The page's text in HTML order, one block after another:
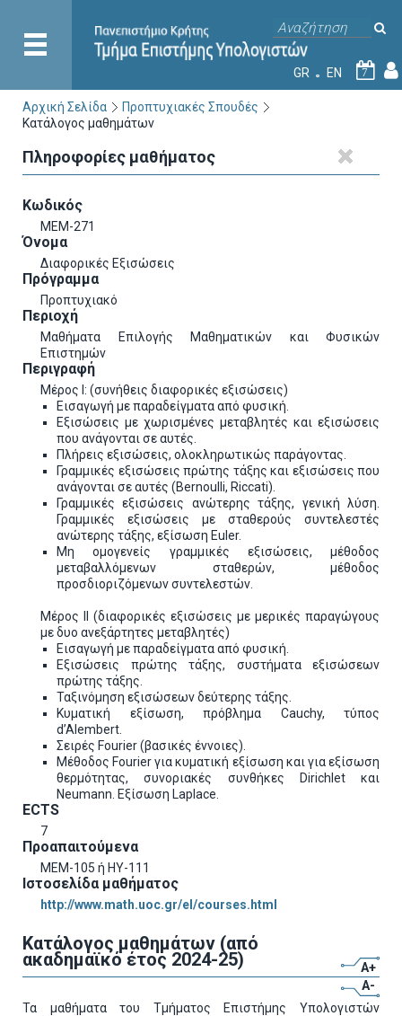
GR EN 7
Αρχική Σελίδα
Προπτυχιακές Σπουδές
Κατάλογος μαθημάτων
Πληροφορίες μαθήματος
Κωδικός
ΜΕΜ-271
Όνομα
Διαφορικές Εξισώσεις
Πρόγραμμα
Προπτυχιακό
Περιοχή
Μαθήματα Επιλογής Μαθηματικών και Φυσικών
Επιστημών
Περιγραφή
Μέρος Ι: (συνήθεις διαφορικές εξισώσεις)
Εισαγωγή με παραδείγματα από φυσική.
Εξισώσεις με χωρισμένες μεταβλητές και εξισώσεις
που ανάγονται σε αυτές.
Πλήρεις εξισώσεις, ολοκληρωτικώς παράγοντας.
Γραμμικές εξισώσεις πρώτης τάξης και εξισώσεις που
ανάγονται σε αυτές (Bernoulli, Riccati).
Γραμμικές εξισώσεις ανώτερης τάξης, γενική λύση.
Γραμμικές εξισώσεις με σταθερούς συντελεστές
ανώτερης τάξης, εξίσωση Euler.
Μη ομογενείς γραμμικές εξισώσεις, μέθοδος
μεταβαλλόμενων σταθερών, μέθοδος
προσδιοριζόμενων συντελεστών.
Μέρος ΙΙ (διαφορικές εξισώσεις με μερικές παραγώγους
με δυο ανεξάρτητες μεταβλητές)
Εισαγωγή με παραδείγματα από φυσική.
Εξισώσεις πρώτης τάξης, συστήματα εξισώσεων
πρώτης τάξης.
Ταξινόμηση εξισώσεων δεύτερης τάξης.
Κυματική εξίσωση, πρόβλημα Cauchy, τύπος
d’Alembert.
Σειρές Fourier (βασικές έννοιες).
Μέθοδος Fourier για κυματική εξίσωση και για εξίσωση
θερμότητας, συνοριακές συνθήκες Dirichlet και
Neumann. Εξίσωση Laplace.
ECTS
7
Προαπαιτούμενα
ΜΕΜ-105 ή ΗΥ-111
Ιστοσελίδα μαθήματος
http://www.math.uoc.gr/el/courses.html
Κατάλογος μαθημάτων (από
ακαδημαϊκό έτος 2024-25)
A+
A-
Τα μαθήματα του Τμήματος Επιστήμης Υπολογιστών